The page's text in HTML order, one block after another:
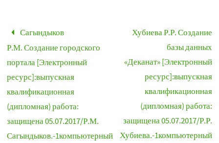
Сагындыков
Р.М. Создание городского
портала [Электронный
ресурс]:выпускная
квалификационная
(дипломная) работа:
защищена 05.07.2017/Р.М.
Сагындыков.-1компьютерный
Хубиева Р.Р. Создание
базы данных
«Деканат» [Электронный
ресурс]:выпускная
квалификационная
(дипломная) работа:
защищена 05.07.2017/Р.Р.
Хубиева.-1компьютерный